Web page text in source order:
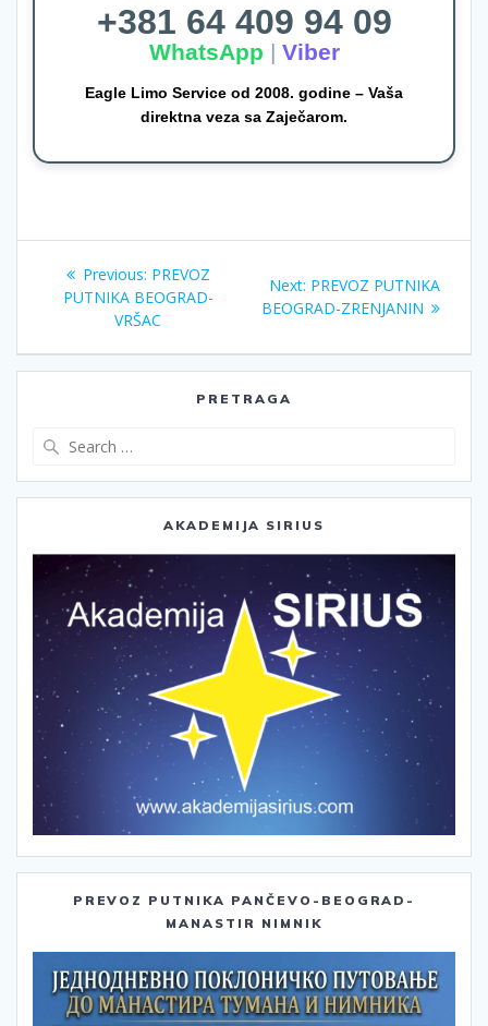
+381 64 409 94 09
WhatsApp | Viber
Eagle Limo Service od 2008. godine – Vaša
direktna veza sa Zaječarom.
Кретање
чланка
Previous: Previous
post:
PREVOZ
PUTNIKA BEOGRAD-
VRŠAC
Next: Next
post:
PREVOZ PUTNIKA
BEOGRAD-ZRENJANIN
PRETRAGA
AKADEMIJA SIRIUS
PREVOZ PUTNIKA PANČEVO-BEOGRAD-
MANASTIR NIMNIK